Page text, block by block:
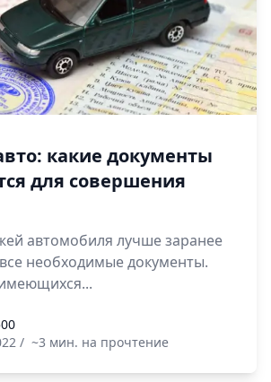
какие документы
для совершения
автомобиля лучше заранее
необходимые документы.
/ ~3 мин. на прочтение